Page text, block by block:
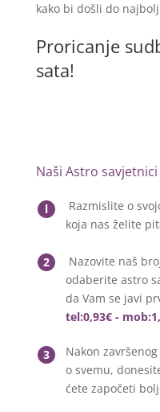
kako bi došli do
Proricanje
sata!
Naši Astro
l
Razmislite o
koja nas želite
2 Nazovite naš
odaberite astro
da Vam se javi
tel:0,93€ -
3
Nakon
o svemu,
ćete započeti